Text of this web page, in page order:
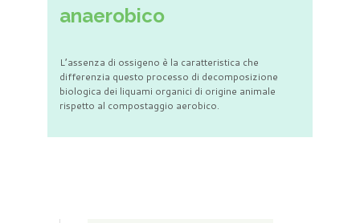
anaerobico
L’assenza di ossigeno è la caratteristica che
differenzia questo processo di decomposizione
biologica dei liquami organici di origine animale
rispetto al compostaggio aerobico.